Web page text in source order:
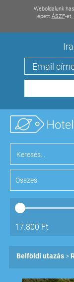
Weboldalunk
lépett ÁSZF-et,
Összes
17.800 Ft
Belföldi utazás